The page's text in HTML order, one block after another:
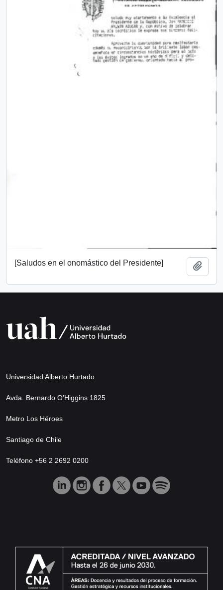
[Saludos en el onomástico del Presidente]
Universidad Alberto Hurtado
Avda. Bernardo O’Higgins 1825
Metro Los Héroes
Santiago de Chile
Teléfono +56 2 2692 0200